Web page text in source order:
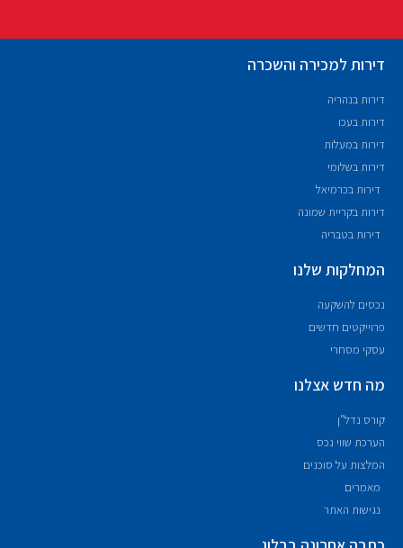
דירות למכירה והשכרה
דירות בנהריה
דירות בעכו
דירות במעלות
דירות בשלומי
דירות בכרמיאל
דירות בקריית שמונה
דירות בטבריה
המחלקות שלנו
נכסים להשקעה
פרוייקטים חדשים
עסקי מסחרי
מה חדש אצלנו
קורס נדל"ן
הערכת שווי נכס
המלצות על סוכנים
מאמרים
נגישות האתר